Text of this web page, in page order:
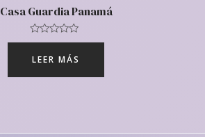
Casa Guardia Panamá
Valorado
0
5
LEER MÁS